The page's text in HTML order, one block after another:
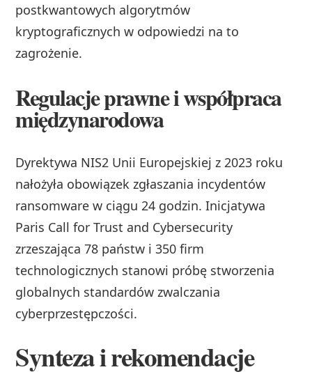
postkwantowych algorytmów
kryptograficznych w odpowiedzi na to
zagrożenie.
Regulacje prawne i współpraca
międzynarodowa
Dyrektywa NIS2 Unii Europejskiej z 2023 roku
nałożyła obowiązek zgłaszania incydentów
ransomware w ciągu 24 godzin. Inicjatywa
Paris Call for Trust and Cybersecurity
zrzeszająca 78 państw i 350 firm
technologicznych stanowi próbę stworzenia
globalnych standardów zwalczania
cyberprzestępczości.
Synteza i rekomendacje